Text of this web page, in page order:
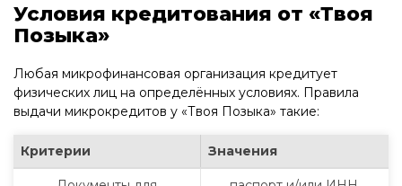
Условия кредитования от «Твоя
Позыка»
Любая микрофинансовая организация кредитует
физических лиц на определённых условиях. Правила
выдачи микрокредитов у «Твоя Позыка» такие:
Критерии Значения